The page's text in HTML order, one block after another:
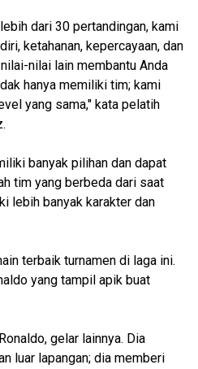
dari 30 pertandingan, kami
ketahanan, kepercayaan, dan
nilai lain membantu Anda
hanya memiliki tim; kami
yang sama," kata pelatih
banyak pilihan dan dapat
tim yang berbeda dari saat
lebih banyak karakter dan
terbaik turnamen di laga ini.
yang tampil apik buat
gelar lainnya. Dia
luar lapangan; dia memberi